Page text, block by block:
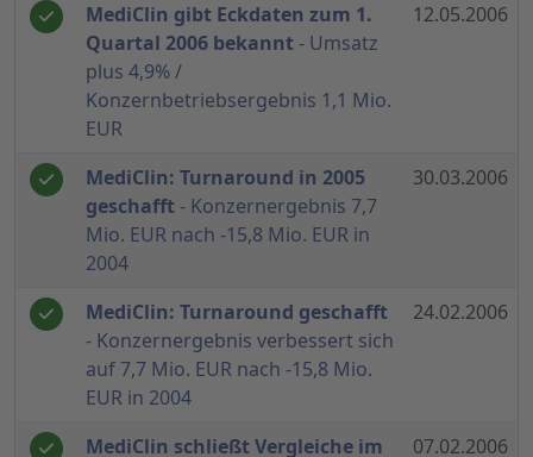
MediClin gibt Eckdaten zum 1.
Quartal 2006 bekannt- Umsatz
plus 4,9% /
Konzernbetriebsergebnis 1,1 Mio.
EUR
12.05.2006
MediClin: Turnaround in 2005
geschafft - Konzernergebnis 7,7
Mio. EUR nach -15,8 Mio. EUR in
2004
30.03.2006
MediClin: Turnaround geschafft
- Konzernergebnis verbessert sich
auf 7,7 Mio. EUR nach -15,8 Mio.
EUR in 2004
24.02.2006
MediClin schließt Vergleiche im 07.02.2006